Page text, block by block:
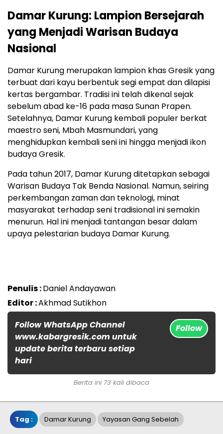
Damar Kurung: Lampion Bersejarah
yang Menjadi Warisan Budaya
Nasional
Damar Kurung merupakan lampion khas Gresik yang
terbuat dari kayu berbentuk segi empat dan dilapisi
kertas bergambar. Tradisi ini telah dikenal sejak
sebelum abad ke-16 pada masa Sunan Prapen.
Setelahnya, Damar Kurung kembali populer berkat
maestro seni, Mbah Masmundari, yang
menghidupkan kembali seni ini hingga menjadi ikon
budaya Gresik.
Pada tahun 2017, Damar Kurung ditetapkan sebagai
Warisan Budaya Tak Benda Nasional. Namun, seiring
perkembangan zaman dan teknologi, minat
masyarakat terhadap seni tradisional ini semakin
menurun. Hal ini menjadi tantangan besar dalam
upaya pelestarian budaya Damar Kurung.
Penulis :Daniel Andayawan
Editor :Akhmad Sutikhon
Follow WhatsApp Channel
www.kabargresik.com untuk
update berita terbaru setiap
hari
Follow
Berita ini 73 kali dibaca
Tag : Damar Kurung Yayasan Gang Sebelah